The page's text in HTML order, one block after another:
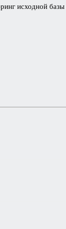
исходной